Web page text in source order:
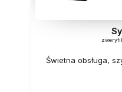
Świetna obsługa,